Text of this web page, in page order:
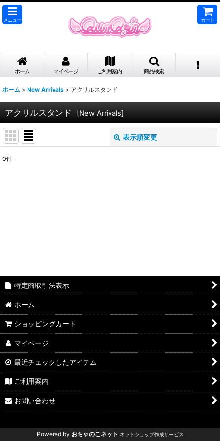
メニュー カート
ホーム マイページ ご利用案内 商品検索
ホーム > New Arrivals > アクリルスタンド
アクリルスタンド [New Arrivals]
表示順変更
表示数
0件
特定商取引法表示
ホーム
ショッピングカート
マイページ
最近チェックしたアイテム
ご利用案内
お問い合わせ
Powered by おちゃのこネット ネットショップ作成サービス